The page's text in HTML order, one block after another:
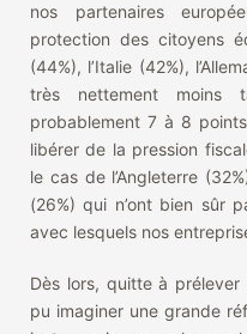
nos partenaires
protection des citoyens
(44%), l’Italie (42%),
très nettement
probablement 7 à 8
libérer de la pression
le cas de l’Angleterre
(26%) qui n’ont bien sûr
avec lesquels nos
Dès lors, quitte à prélever
pu imaginer une grande